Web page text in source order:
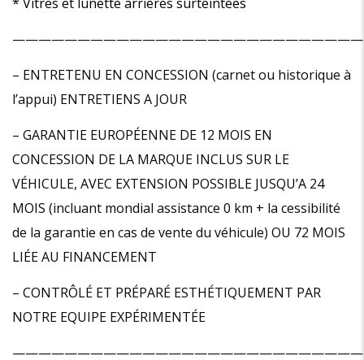
– ENTRETENU EN CONCESSION (carnet ou historique à
l’appui) ENTRETIENS A JOUR
– GARANTIE EUROPÉENNE DE 12 MOIS EN
CONCESSION DE LA MARQUE INCLUS SUR LE
VÉHICULE, AVEC EXTENSION POSSIBLE JUSQU’A 24
MOIS (incluant mondial assistance 0 km + la cessibilité
de la garantie en cas de vente du véhicule) OU 72 MOIS
LIÉE AU FINANCEMENT
– CONTRÔLÉ ET PRÉPARÉ ESTHÉTIQUEMENT PAR
NOTRE EQUIPE EXPÉRIMENTÉE